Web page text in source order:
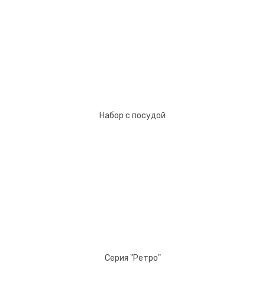
Набор с посудой
Серия "Ретро"